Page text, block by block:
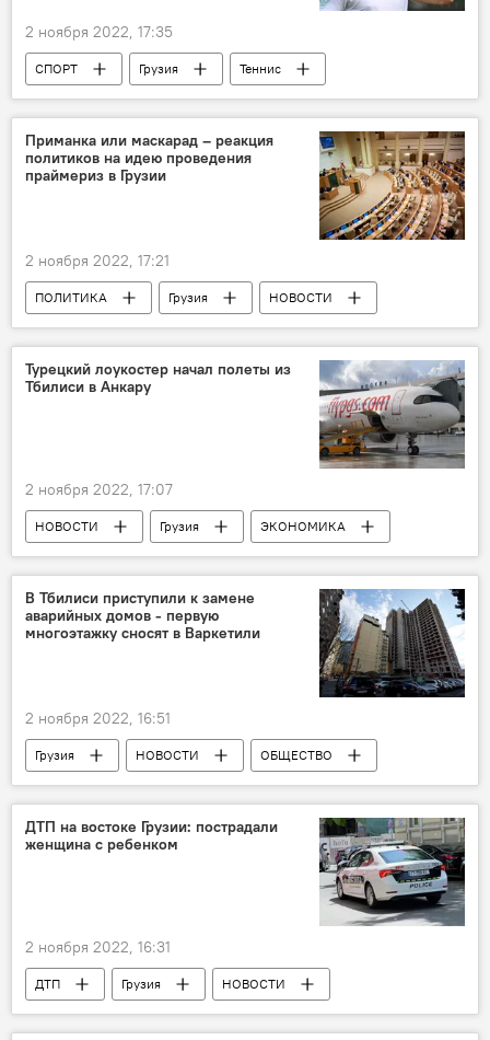
2 ноября 2022, 17:35
СПОРТ Грузия
Теннис
Николоз Басилашвили
Приманка или маскарад – реакция
политиков на идею проведения
праймериз в Грузии
2 ноября 2022, 17:21
ПОЛИТИКА Грузия
НОВОСТИ
Георгий Вашадзе
Зураб Джапаридзе
Ника Мелия
Тбилиси
Турецкий лоукостер начал полеты из
Тбилиси в Анкару
2 ноября 2022, 17:07
НОВОСТИ Грузия
ЭКОНОМИКА
Тбилиси
Анкара
Тбилисский международный аэропорт
Turkish Airlines
TAV Georgia
В Тбилиси приступили к замене
аварийных домов - первую
многоэтажку сносят в Варкетили
2 ноября 2022, 16:51
Грузия НОВОСТИ
ОБЩЕСТВО
Каха Каладзе
Ираклий Бенделиани
Каха Самхарадзе
ДТП на востоке Грузии: пострадали
женщина с ребенком
2 ноября 2022, 16:31
ДТП Грузия
НОВОСТИ
ПРОИСШЕСТВИЯ
Пострадавшие